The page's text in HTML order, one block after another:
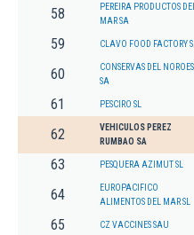
58
PEREIRA PRODUCTOS DEL
MAR SA
59 CLAVO FOOD FACTORY
60
CONSERVAS DEL
SA
61 PESCIRO SL
62
VEHICULOS PEREZ
RUMBAO SA
63 PESQUERA AZIMUT SL
64
EUROPACIFICO
ALIMENTOS DEL MAR SL
65 CZ VACCINES SAU